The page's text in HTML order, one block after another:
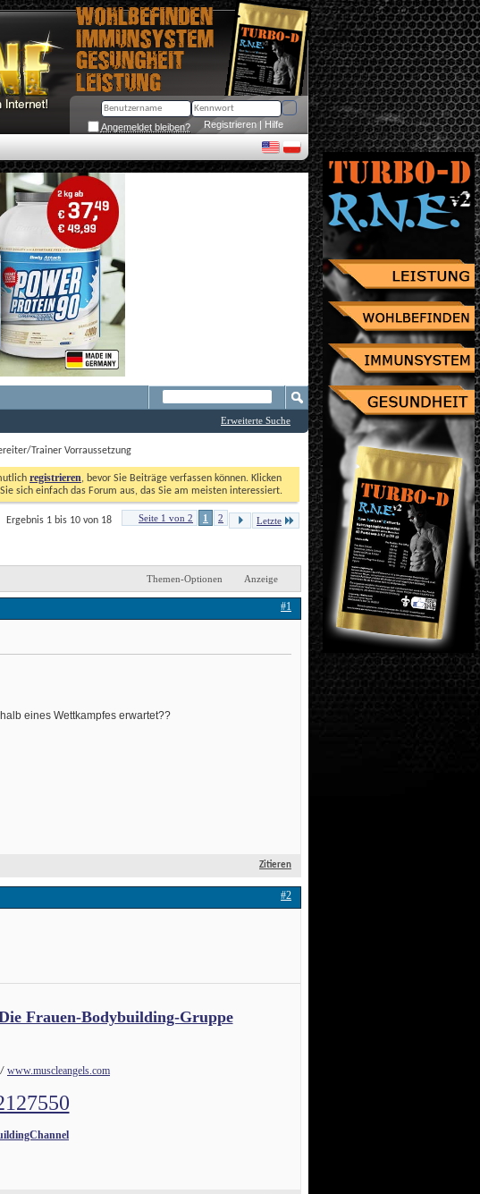
Angemeldet bleiben? Registrieren | Hilfe
Erweiterte Suche
Trainer Vorraussetzung
registrieren, bevor Sie Beiträge verfassen können. Klicken
sich einfach das Forum aus, das Sie am meisten interessiert.
Seite 1 von 2 1 2 Letzte
Ergebnis 1 bis 10 von 18
Themen-Optionen Anzeige
#1
eines Wettkampfes erwartet??
Zitieren
#2
Frauen-Bodybuilding-Gruppe
/ www.muscleangels.com